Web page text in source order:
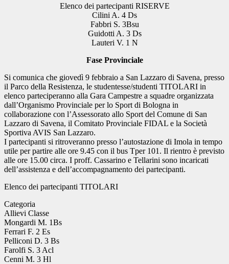
Elenco dei partecipanti RISERVE
Cilini A. 4 Ds
Fabbri S. 3Bsu
Guidotti A. 3 Ds
Lauteri V. 1 N
Fase Provinciale
Si comunica che giovedì 9 febbraio a San Lazzaro di Savena, presso
il Parco della Resistenza, le studentesse/studenti TITOLARI in
elenco parteciperanno alla Gara Campestre a squadre organizzata
dall’Organismo Provinciale per lo Sport di Bologna in
collaborazione con l’Assessorato allo Sport del Comune di San
Lazzaro di Savena, il Comitato Provinciale FIDAL e la Società
Sportiva AVIS San Lazzaro.
I partecipanti si ritroveranno presso l’autostazione di Imola in tempo
utile per partire alle ore 9.45 con il bus Tper 101. Il rientro è previsto
alle ore 15.00 circa. I proff. Cassarino e Tellarini sono incaricati
dell’assistenza e dell’accompagnamento dei partecipanti.
Elenco dei partecipanti TITOLARI
Categoria
Allievi Classe
Mongardi M. 1Bs
Ferrari F. 2 Es
Pelliconi D. 3 Bs
Farolfi S. 3 Acl
Cenni M. 3 Hl